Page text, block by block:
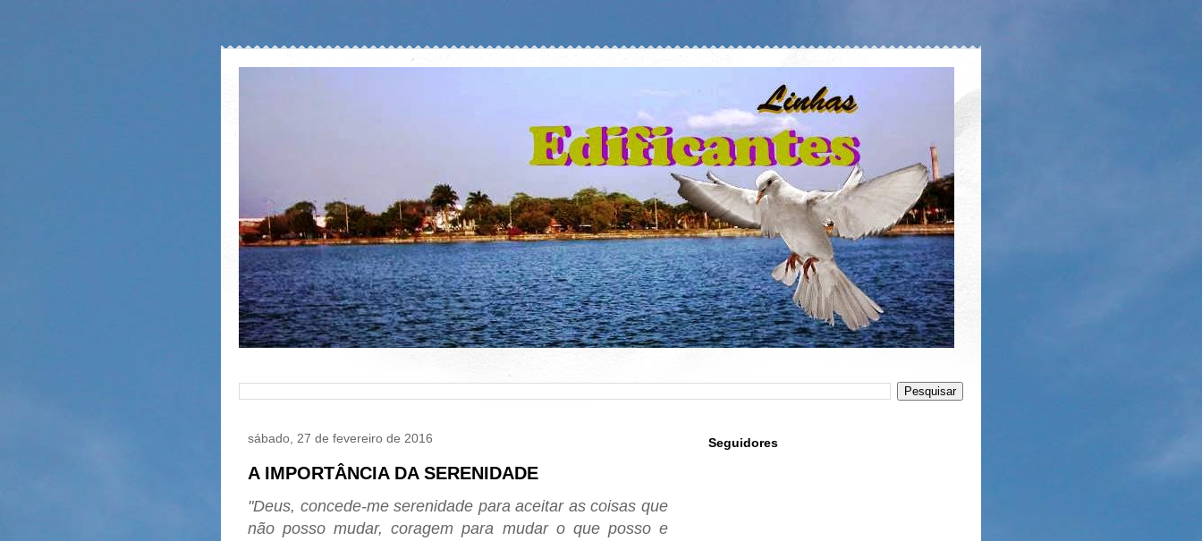
sábado, 27 de fevereiro de 2016
A IMPORTÂNCIA DA SERENIDADE
"Deus, concede-me serenidade para aceitar as coisas que
não posso mudar, coragem para mudar o que posso e
Seguidores